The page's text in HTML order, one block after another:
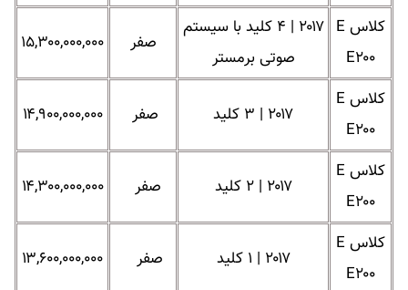
کلاس E
E۲۰۰
۲۰۱۷ | ۴ کلید با سیستم
صوتی برمستر
صفر ۱۵,۳۰۰,۰۰۰,۰۰۰
کلاس E
E۲۰۰
۲۰۱۷ | ۳ کلید صفر ۱۴,۹۰۰,۰۰۰,۰۰۰
کلاس E
E۲۰۰
۲۰۱۷ | ۲ کلید صفر ۱۴,۳۰۰,۰۰۰,۰۰۰
کلاس E
E۲۰۰
۲۰۱۷ | ۱ کلید صفر ۱۳,۶۰۰,۰۰۰,۰۰۰